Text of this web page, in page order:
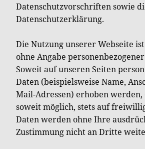
Datenschutzvorschriften sowie
Datenschutzerklärung.
Die Nutzung unserer Webseite
ohne Angabe
Soweit auf unseren Seiten
Daten (beispielsweise Name,
Mail-Adressen) erhoben
soweit möglich, stets auf
Daten werden ohne Ihre
Zustimmung nicht an Dritte